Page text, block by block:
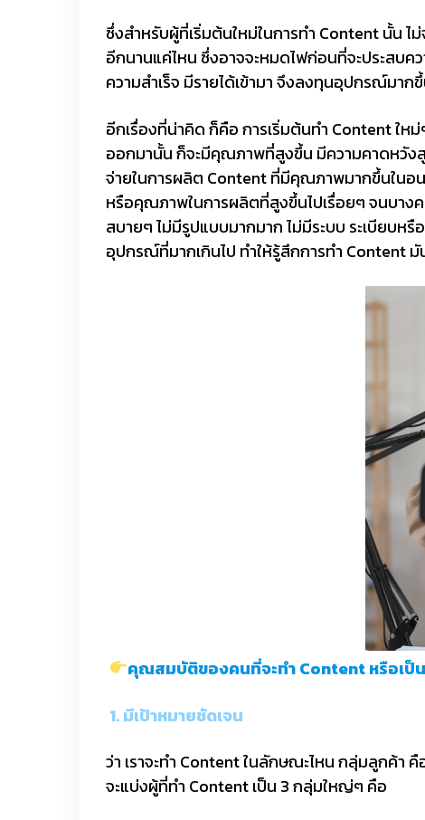
ซึ่งสำหรับผู้ที่เริ่มต้นใหม่ในการทำ Content นั้น ไ
อีกนานแค่ไหน ซึ่งอาจจะหมดไฟก่อนที่จะประสบค
ความสำเร็จ มีรายได้เข้ามา จึงลงทุนอุปกรณ์มาก
อีกเรื่องที่น่าคิด ก็คือ การเริ่มต้นทำ Content ให
ออกมานั้น ก็จะมีคุณภาพที่สูงขึ้น มีความคาดหวั
จ่ายในการผลิต Content ที่มีคุณภาพมากขึ้นในอ
หรือคุณภาพในการผลิตที่สูงขึ้นไปเรื่อยๆ จนบาง
สบายๆ ไม่มีรูปแบบมากมาก ไม่มีระบบ ระเบียบห
อุปกรณ์ที่มากเกินไป ทำให้รู้สึกการทำ Content
คุณสมบัติของคนที่จะทำ Content หรือเป็
1. มีเป้าหมายชัดเจน
ว่า เราจะทำ Content ในลักษณะไหน กลุ่มลูกค้า
จะแบ่งผู้ที่ทำ Content เป็น 3 กลุ่มใหญ่ๆ คือ